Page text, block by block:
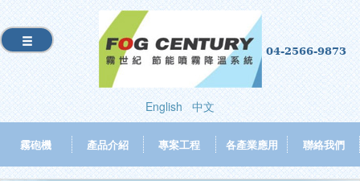
04-2566-9873
English 中文
霧砲機 產品介紹 專案工程 各產業應用 聯絡我們